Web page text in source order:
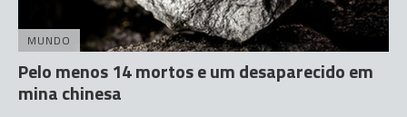
MUNDO
Pelo menos 14 mortos e um desaparecido em
mina chinesa